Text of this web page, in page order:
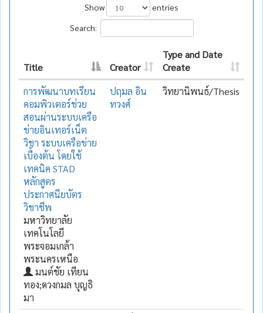
Show
entries
Search:
Title Creator
Type and Date
Create
การพัฒนาบทเรียน
คอมพิวเตอร์ช่วย
สอนผ่านระบบเครือ
ข่ายอินเทอร์เน็ต
วิชา ระบบเครือข่าย
เบื้องต้น โดยใช้
เทคนิค STAD
หลักสูตร
ประกาศนียบัตร
วิชาชีพ
มหาวิทยาลัย
เทคโนโลยี
พระจอมเกล้า
พระนครเหนือ
มนต์ชัย เทียน
ทอง;ดวงกมล บุญธิ
มา
ปฤมล อิน
ทวงศ์
วิทยานิพนธ์/Thesis